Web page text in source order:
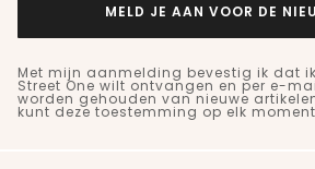
MELD JE AAN VOOR DE
Met mijn aanmelding bevestig ik dat
Street One wilt ontvangen en per e-
worden gehouden van nieuwe
kunt deze toestemming op elk